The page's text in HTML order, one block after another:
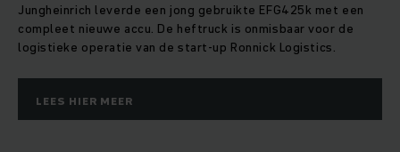
Jungheinrich leverde een jong gebruikte EFG425k met een
compleet nieuwe accu. De heftruck is onmisbaar voor de
logistieke operatie van de start-up Ronnick Logistics.
LEES HIER MEER